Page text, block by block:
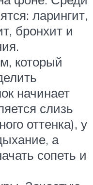
ларингит,
бронхит и
который
начинает
слизь
оттенка), у
а
сопеть и